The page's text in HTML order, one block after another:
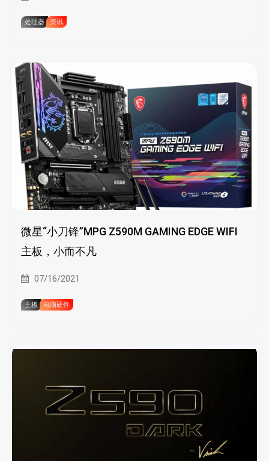
处理器 资讯
微星“小刀锋”MPG Z590M GAMING EDGE WIFI
主板，小而不凡
07/16/2021
主板 电脑硬件